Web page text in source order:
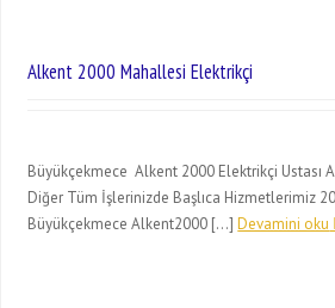
Alkent 2000 Mahallesi Elektrikçi
Büyükçekmece Alkent 2000 Elektrikçi Ustası
Diğer Tüm İşlerinizde Başlıca Hizmetlerimiz
Büyükçekmece Alkent2000 […]Devamini oku